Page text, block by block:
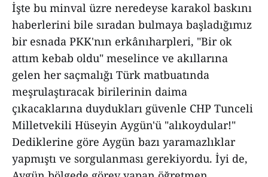
İşte bu minval üzre neredeyse karakol baskını
haberlerini bile sıradan bulmaya başladığımız
bir esnada PKK'nın erkânıharpleri, "Bir ok
attım kebab oldu" meselince ve akıllarına
gelen her saçmalığı Türk matbuatında
meşrulaştıracak birilerinin daima
çıkacaklarına duydukları güvenle CHP Tunceli
Milletvekili Hüseyin Aygün'ü "alıkoydular!"
Dediklerine göre Aygün bazı yaramazlıklar
yapmıştı ve sorgulanması gerekiyordu. İyi de,